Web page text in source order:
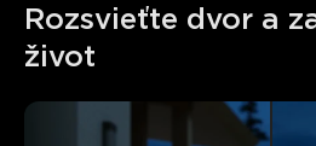
Rozsvieťte dvor a
život